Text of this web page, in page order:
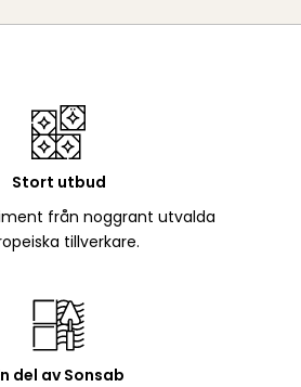
Stort utbud
från noggrant utvalda
tillverkare.
del av Sonsab